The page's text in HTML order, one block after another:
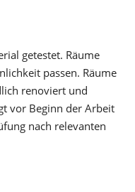
getestet. Räume
passen. Räume
renoviert und
vor Beginn der Arbeit
nach relevanten